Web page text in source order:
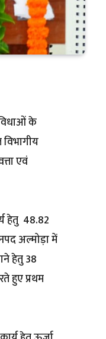
के
एवं
हेतु ₹ 48.82
अल्मोड़ा में
हेतु 38
हुए प्रथम